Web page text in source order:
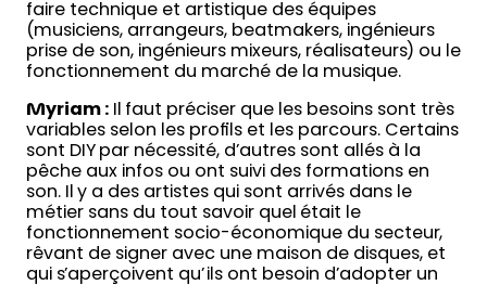
faire technique et artistique des équipes
(musiciens, arrangeurs, beatmakers, ingénieurs
prise de son, ingénieurs mixeurs, réalisateurs) ou le
fonctionnement du marché de la musique.
Myriam : Il faut préciser que les besoins sont très
variables selon les profils et les parcours. Certains
sont DIY par nécessité, d’autres sont allés à la
pêche aux infos ou ont suivi des formations en
son. Il y a des artistes qui sont arrivés dans le
métier sans du tout savoir quel était le
fonctionnement socio-économique du secteur,
rêvant de signer avec une maison de disques, et
qui s’aperçoivent qu’ils ont besoin d’adopter un